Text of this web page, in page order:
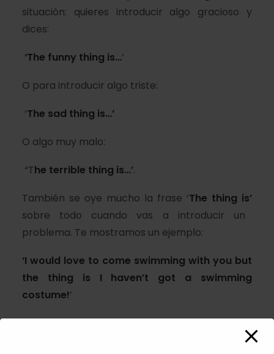
situación: quieres introducir algo gracioso y
dices:
‘The funny thing is…’
O para introducir algo triste:
‘The sad thing is…’
O algo muy malo:
“The terrible thing is…’.
También se oye mucho la frase ‘The thing is’
sobre todo cuando vas a introducir un
problema. Te mostramos un ejemplo:
‘I would love to come swimming with you but
the thing is I haven’t got a swimming
costume!’
Otra frase muy común hoy en día es ‘Is that a
’ Se refiere a nuevas tendencias y modas.